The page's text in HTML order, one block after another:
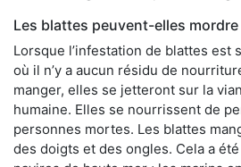
Les blattes peuvent-elles mordre
Lorsque l’infestation de blattes est
où il n’y a aucun résidu de
manger, elles se jetteront sur la
humaine. Elles se nourrissent de
personnes mortes. Les blattes
des doigts et des ongles. Cela a